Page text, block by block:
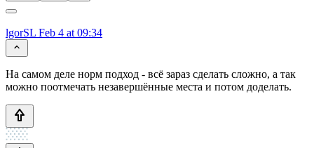
lgorSL Feb 4 at 09:34
На самом деле норм подход - всё зараз сделать сложно, а так
можно поотмечать незавершённые места и потом доделать.